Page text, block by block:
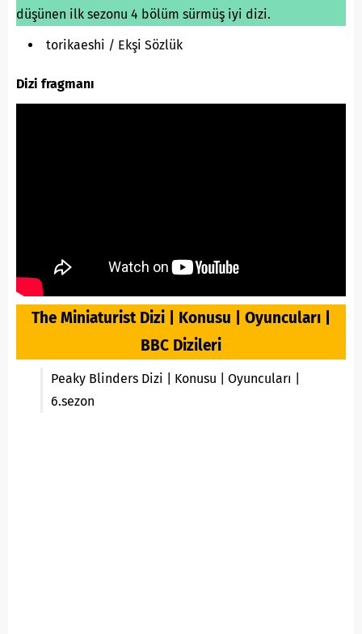
düşünen ilk sezonu 4 bölüm sürmüş iyi dizi.
torikaeshi / Ekşi Sözlük
Dizi fragmanı
The Miniaturist Dizi | Konusu | Oyuncuları |
BBC Dizileri
Peaky Blinders Dizi | Konusu | Oyuncuları |
6.sezon